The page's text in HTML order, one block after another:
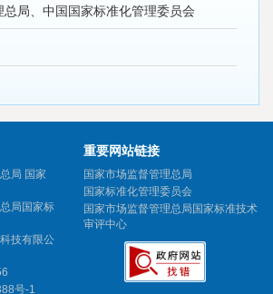
局、中国国家标准化管理委员会
局 国家
局国家标
技有限公
号-1
重要网站链接
国家市场监督管理总局
国家标准化管理委员会
国家市场监督管理总局国家标准技术
审评中心